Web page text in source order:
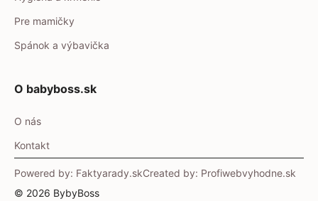
Pre mamičky
Spánok a výbavička
O babyboss.sk
O nás
Kontakt
© 2026 BybyBoss
Powered by: Faktyarady.skCreated by: Profiwebvyhodne.sk
Item added to cart.